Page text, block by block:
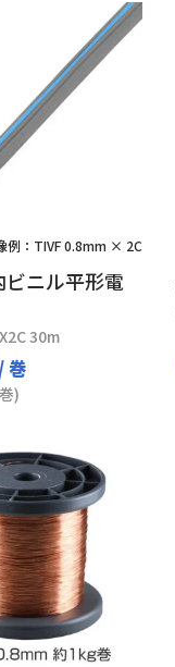
例：TIVF 0.8mm × 2C
ニル平形電
30m
/ 巻
)